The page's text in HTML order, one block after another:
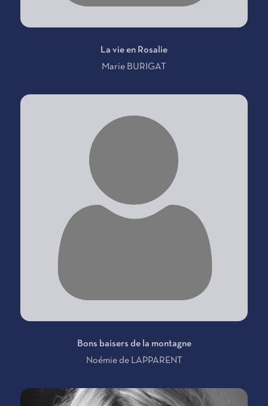
La vie en Rosalie
Marie BURIGAT
Bons baisers de la montagne
Noémie de LAPPARENT